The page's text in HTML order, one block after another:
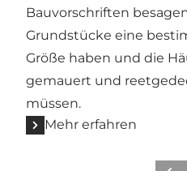
Bauvorschriften
Grundstücke eine
Größe haben und die
gemauert und
müssen.
Mehr erfahren